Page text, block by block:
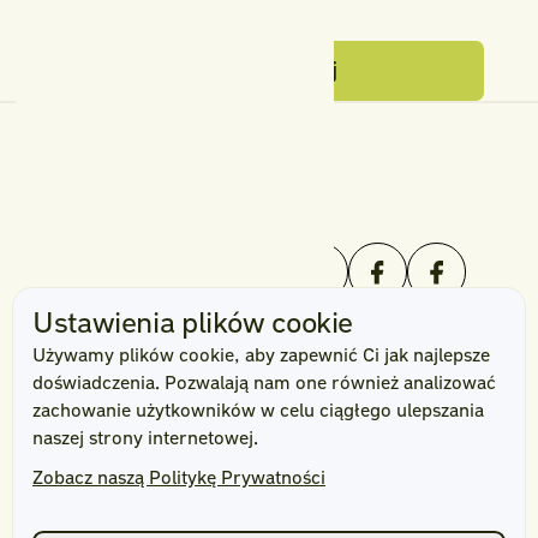
przekwitłych kwiatostanów. Sprawdź,
jak zadbać o pelargonie, surfinie,
begonie i inne rośliny, aby zdobiły
Zobacz więcej
Zobacz więcej
Nawigacja
Ustawienia plików cookie
Używamy plików cookie, aby zapewnić Ci jak najlepsze
doświadczenia. Pozwalają nam one również analizować
zachowanie użytkowników w celu ciągłego ulepszania
naszej strony internetowej.
Zobacz naszą Politykę Prywatności